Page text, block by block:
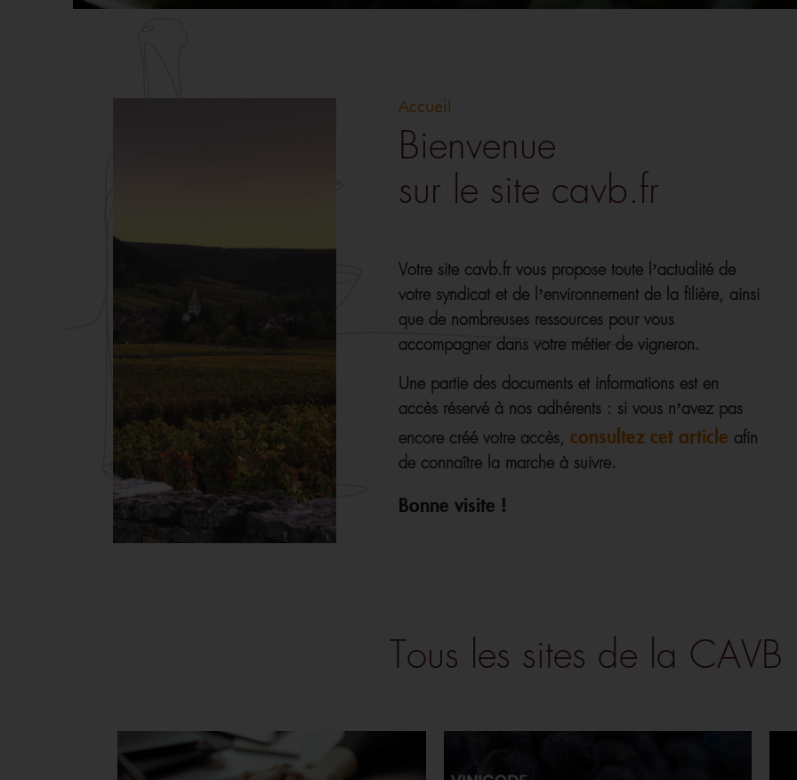
Accueil
Bienvenue
sur le site cavb.fr
Votre site cavb.fr vous propose toute l’actualité de
votre syndicat et de l’environnement de la filière, ainsi
que de nombreuses ressources pour vous
accompagner dans votre métier de vigneron.
Une partie des documents et informations est en
accès réservé à nos adhérents : si vous n’avez pas
encore créé votre accès, consultez cet article afin
de connaître la marche à suivre.
Bonne visite !
Tous les sites de la CAVB